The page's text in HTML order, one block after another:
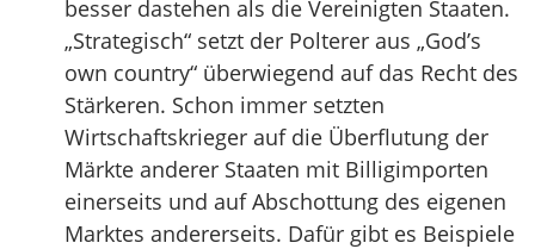
besser dastehen als die Vereinigten Staaten.
„Strategisch“ setzt der Polterer aus „God’s
own country“ überwiegend auf das Recht des
Stärkeren. Schon immer setzten
Wirtschaftskrieger auf die Überflutung der
Märkte anderer Staaten mit Billigimporten
einerseits und auf Abschottung des eigenen
Marktes andererseits. Dafür gibt es Beispiele